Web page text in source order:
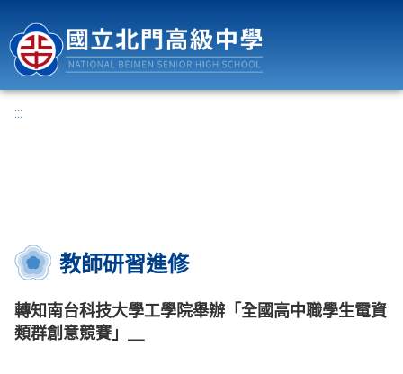
:::
教師研習進修
轉知南台科技大學工學院舉辦「全國高中職學生電資
類群創意競賽」＿